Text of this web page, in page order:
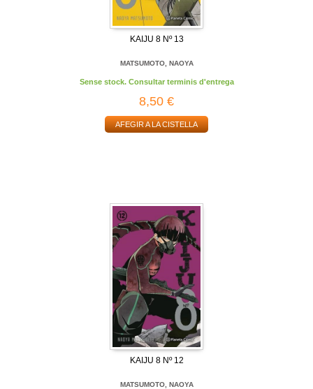
KAIJU 8 Nº 13
MATSUMOTO, NAOYA
Sense stock. Consultar terminis d'entrega
8,50 €
AFEGIR A LA CISTELLA
KAIJU 8 Nº 12
MATSUMOTO, NAOYA